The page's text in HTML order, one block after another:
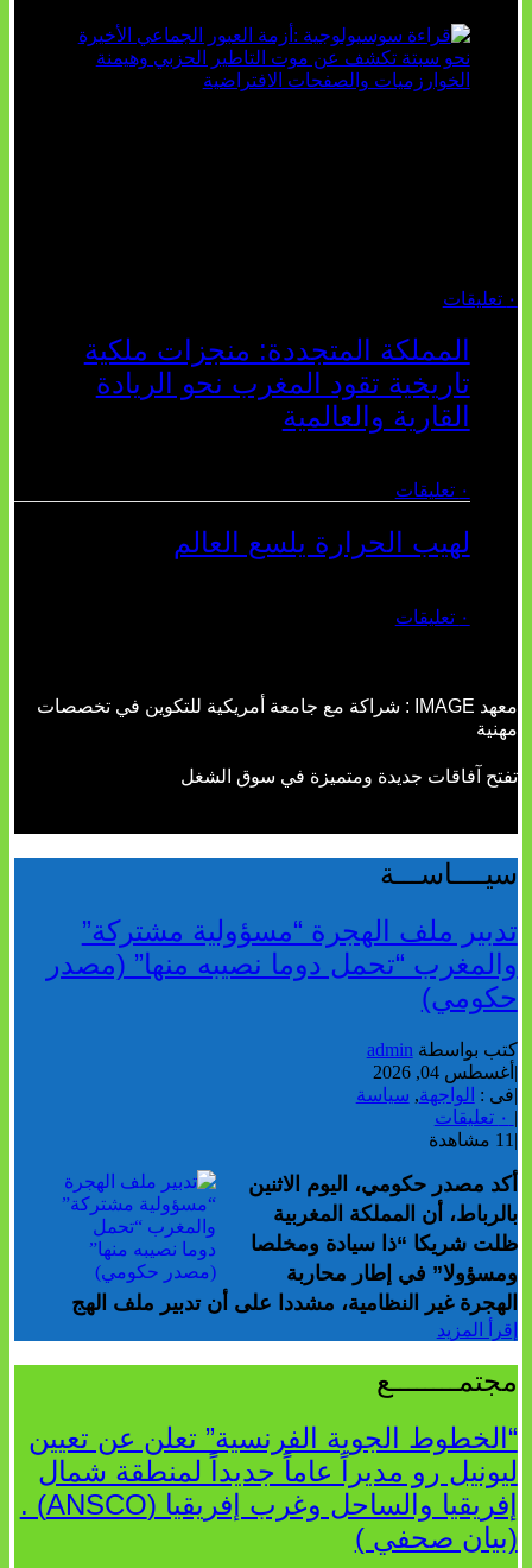
المملكة المتجددة: منجزات ملكية
تاريخية تقود المغرب نحو الريادة
القارية والعالمية
لهيب الحرارة يلسع العالم
معهد IMAGE : شراكة مع جامعة أمريكية للتكوين في تخصصات
مهنية
تفتح آفاقات جديدة ومتميزة في سوق الشغل
سيــــاســـة
تدبير ملف الهجرة “مسؤولية مشتركة”
والمغرب “تحمل دوما نصيبه منها” (مصدر
حكومي)
كتب بواسطةadmin
أغسطس 04, 2026
فى : الواجهة,سياسة
11 مشاهدة
أكد مصدر حكومي، اليوم الاثنين
بالرباط، أن المملكة المغربية
ظلت شريكا “ذا سيادة ومخلصا
ومسؤولا” في إطار محاربة
الهجرة غير النظامية، مشددا على أن تدبير ملف الهج
إقرأ المزيد
مجتمــــــــع
“الخطوط الجوية الفرنسية” تعلن عن تعيين
ليونيل رو مديراً عاماً جديداً لمنطقة شمال
إفريقيا والساحل وغرب إفريقيا (ANSCO) .
(بيان صحفي )